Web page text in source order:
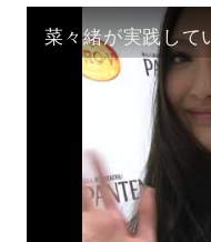
菜々緒が実践して